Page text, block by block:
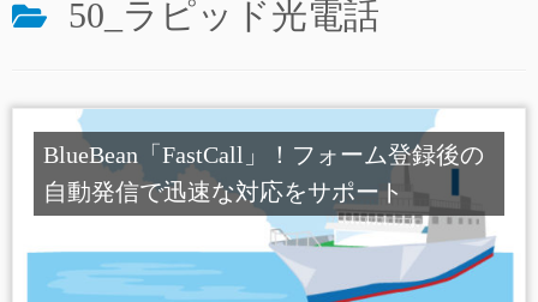
50_ラピッド光電話
BlueBean「FastCall」！フォーム登録後の
自動発信で迅速な対応をサポート